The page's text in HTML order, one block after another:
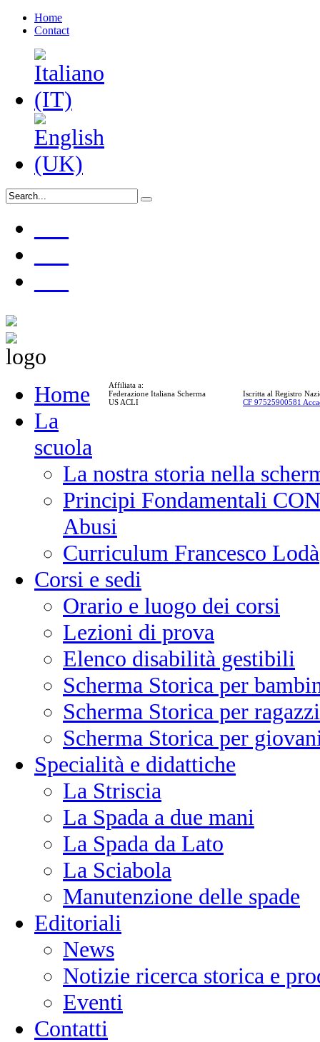
Home
Contact
Affiliata a:
Federazione Italiana Scherma
US ACLI
Iscritta al Registro
CF 97525900581
Home
La
scuola
La nostra storia nella
Principi Fondamentali
Abusi
Curriculum Francesco Lodà
Corsi e sedi
Orario e luogo dei corsi
Lezioni di prova
Elenco disabilità gestibili
Scherma Storica per
Scherma Storica per ragazzi
Scherma Storica per
Specialità e didattiche
La Striscia
La Spada a due mani
La Spada da Lato
La Sciabola
Manutenzione delle spade
Editoriali
News
Notizie ricerca storica e
Eventi
Contatti